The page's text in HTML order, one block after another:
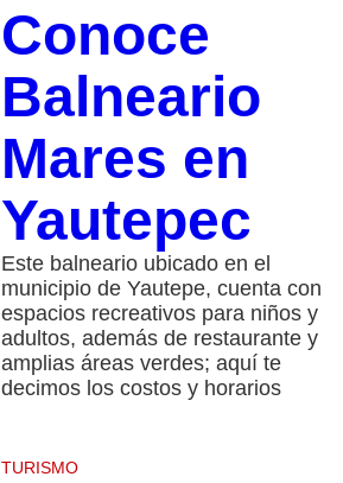
Conoce
Balneario
Mares en
Yautepec
Este balneario ubicado en el
municipio de Yautepe, cuenta con
espacios recreativos para niños y
adultos, además de restaurante y
amplias áreas verdes; aquí te
decimos los costos y horarios
TURISMO